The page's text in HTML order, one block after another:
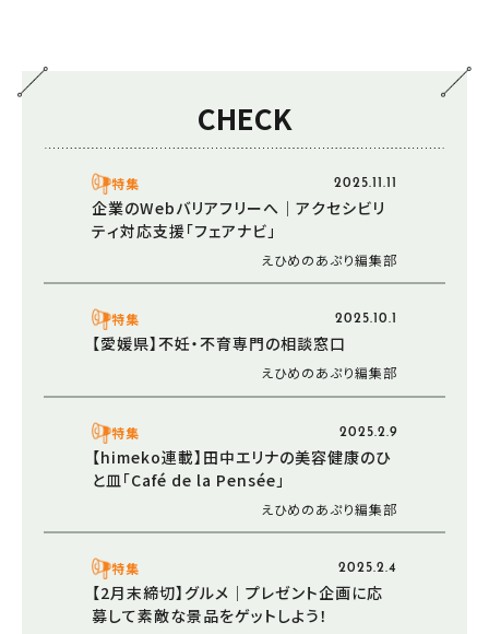
CHECK
特集 2025.11.11
企業のWebバリアフリーへ｜アクセシビリ
ティ対応支援「フェアナビ」
えひめのあぷり編集部
特集 2025.10.1
【愛媛県】不妊・不育専門の相談窓口
えひめのあぷり編集部
特集 2025.2.9
【himeko連載】田中エリナの美容健康のひ
と皿「Café de la Pensée」
えひめのあぷり編集部
特集 2025.2.4
【2月末締切】グルメ｜プレゼント企画に応
募して素敵な景品をゲットしよう！